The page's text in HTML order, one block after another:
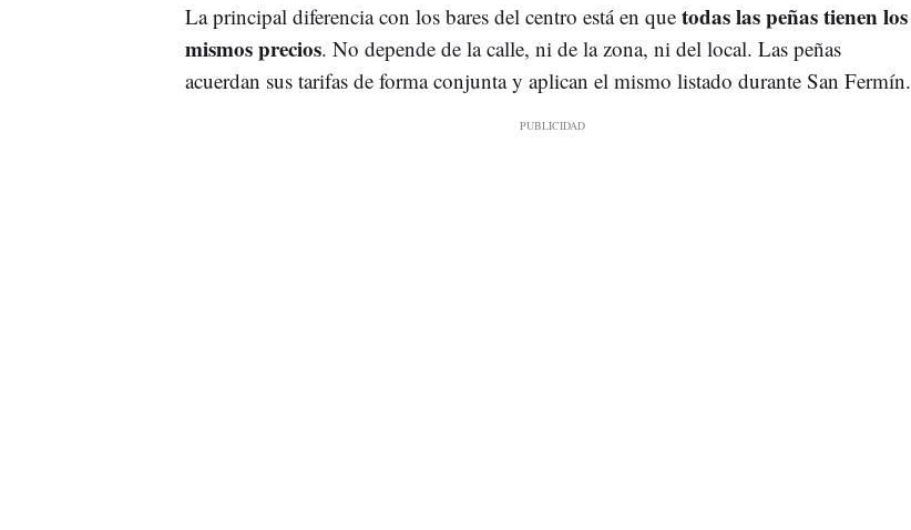
La principal diferencia con los bares del centro está en que todas las peñas tienen los
mismos precios. No depende de la calle, ni de la zona, ni del local. Las peñas
acuerdan sus tarifas de forma conjunta y aplican el mismo listado durante San Fermín.